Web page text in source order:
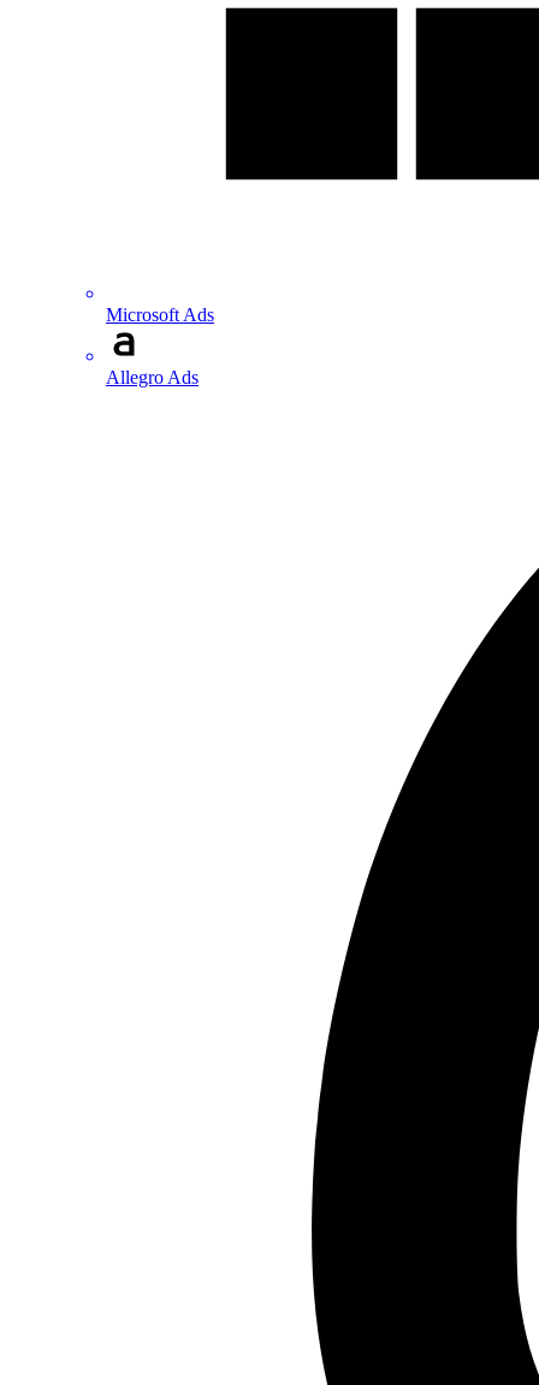
Microsoft Ads
Allegro Ads